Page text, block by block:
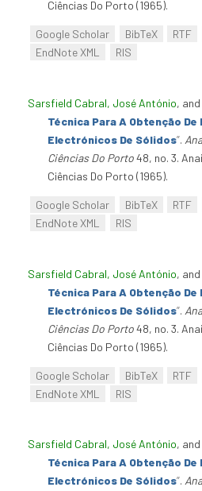
Ciências Do Porto (1965).
Google Scholar BibTeX RTF
EndNote XML
RIS
Sarsfield Cabral, José António, and
Técnica Para A Obtenção
Electrónicos De Sólidos”.
Ciências Do Porto48, no. 3.
Ciências Do Porto (1965).
Google Scholar BibTeX RTF
EndNote XML
RIS
Sarsfield Cabral, José António, and
Técnica Para A Obtenção
Electrónicos De Sólidos”.
Ciências Do Porto48, no. 3.
Ciências Do Porto (1965).
Google Scholar BibTeX RTF
EndNote XML
RIS
Sarsfield Cabral, José António, and
Técnica Para A Obtenção
Electrónicos De Sólidos”.